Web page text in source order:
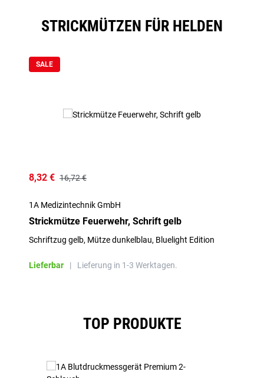
STRICKMÜTZEN FÜR HELDEN
SALE
8,32 € 16,72 €
1A Medizintechnik GmbH
Strickmütze Feuerwehr, Schrift gelb
Schriftzug gelb, Mütze dunkelblau, Bluelight Edition
Lieferbar | Lieferung in 1-3 Werktagen.
TOP PRODUKTE